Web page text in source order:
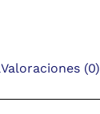
Valoraciones (0)